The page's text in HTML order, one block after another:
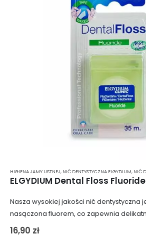
HIGIENA JAMY USTNEJ, NIĆ DENTYSTYCZNA ELGYDIUM, NIĆ
Nasza wysokiej jakości nić dentystyczna
nasączona fluorem, co zapewnia
oczyszczenie przestrzeni
16,90 zł